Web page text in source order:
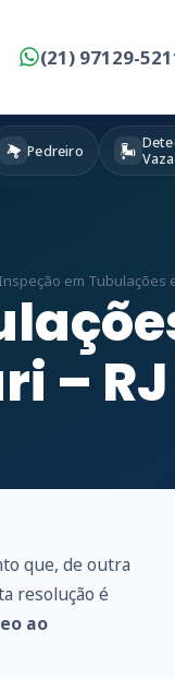
(21) 97129-
Pedreiro
Inspeção em Tubulações
– RJ
que, de outra
resolução é
ao